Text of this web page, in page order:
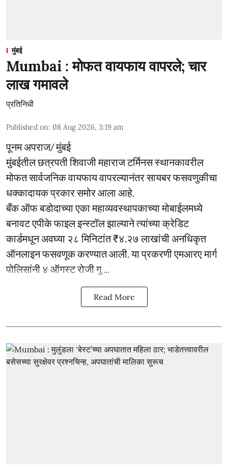
मुंबई
Mumbai : मोफत वायफाय वापरले; चार
लाख गमावले
प्रतिनिधी
Published on: 08 Aug 2026, 3:19 am
पूनम अपराज/ मुंबई
मुंबईतील छत्रपती शिवाजी महाराज टर्मिनस स्थानकावरील
मोफत सार्वजनिक वायफाय वापरल्यानंतर सायबर फसवणुकीचा
धक्कादायक प्रकार समोर आला आहे.
बँक ऑफ बडोदाच्या एका महाव्यवस्थापकाच्या मोबाईलमध्ये
बनावट एपीके फाइल इन्स्टॉल झाल्याने त्यांच्या क्रेडिट
कार्डमधून अवघ्या २८ मिनिटांत ₹४.२७ लाखांची अनधिकृत
ऑनलाइन फसवणूक करण्यात आली. या प्रकरणी एमआरए मार्ग
पोलिसांनी ४ ऑगस्ट रोजी गु ...
Read More